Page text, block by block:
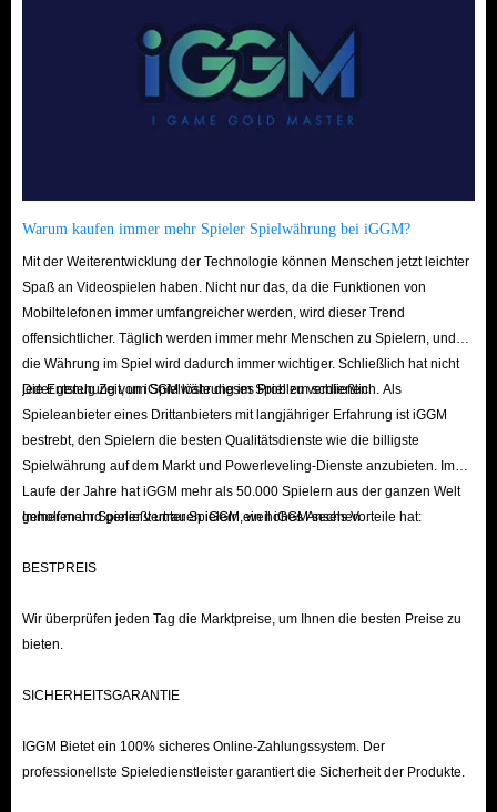
Warum kaufen immer mehr Spieler Spielwährung bei iGGM?
Mit der Weiterentwicklung der Technologie können Menschen jetzt leichter
Spaß an Videospielen haben. Nicht nur das, da die Funktionen von
Mobiltelefonen immer umfangreicher werden, wird dieser Trend
offensichtlicher. Täglich werden immer mehr Menschen zu Spielern, und
die Währung im Spiel wird dadurch immer wichtiger. Schließlich hat nicht
jeder genug Zeit, um Spielwährung im Spiel zu verdienen.
Die Entstehung von iGGM löste dieses Problem schließlich. Als
Spieleanbieter eines Drittanbieters mit langjähriger Erfahrung ist iGGM
bestrebt, den Spielern die besten Qualitätsdienste wie die billigste
Spielwährung auf dem Markt und Powerleveling-Dienste anzubieten. Im
Laufe der Jahre hat iGGM mehr als 50.000 Spielern aus der ganzen Welt
geholfen und genießt unter Spielern ein hohes Ansehen.
Immer mehr Spieler vertrauen iGGM, weil iGGM sechs Vorteile hat:
BESTPREIS
Wir überprüfen jeden Tag die Marktpreise, um Ihnen die besten Preise zu
bieten.
SICHERHEITSGARANTIE
IGGM Bietet ein 100% sicheres Online-Zahlungssystem. Der
professionellste Spieledienstleister garantiert die Sicherheit der Produkte.